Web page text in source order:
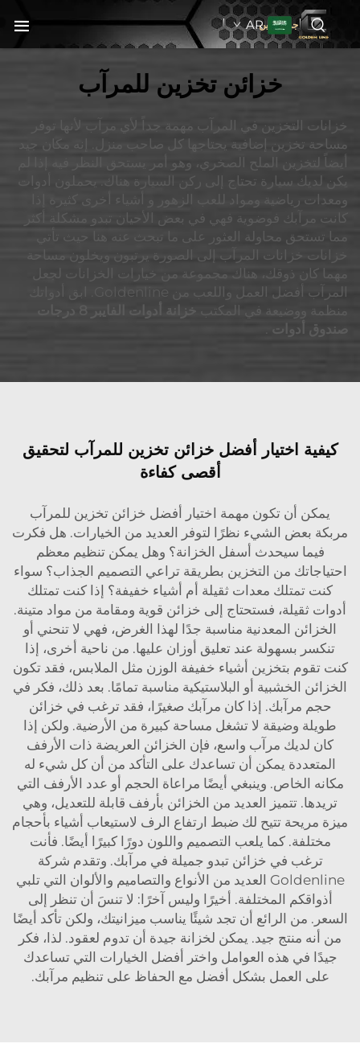
جولدنبلاينAR
خزائن تخزين للمرآب
خزانات التخزين في المرآب مهمة جداً لأي مرآب لأنها توفر
مساحة تخزين إضافية يحتاجها كل صاحب منزل. إنه مكان جيد
أيضاً لتخزين الملح الصخري، وهو أمر يستحق النظر فيه إذا لم
يكن لديك سيارة تحتاج إلى ركن السيارة هناك. يحملون أدوات
ومعدات رياضية ومواد للعب الزهور و أشياء أخرى كثيرة إذا
كانت مرآبك فوضوية فهي في بعض الأحيان تبدو مشكلة أكثر
مما تستحق محاولة العثور على ما تبحث عنه هنا حيث تأتي
خزانات خزانات المرآب إلى الصورة يرتبون ويخلون مساحة
مهما كان ذوقك، هناك مجموعة من خيارات الخزانات لجعل
منظمة ووضيعة في المكتب
خزانة أدوات الفايبر 8 درجات
صندوق أدوات
كيفية اختيار أفضل خزائن تخزين للمرآب لتحقيق
أقصى كفاءة
يمكن أن تكون مهمة اختيار أفضل خزائن تخزين للمرآب
مربكة بعض الشيء نظرًا لتوفر العديد من الخيارات. هل فكرت
فيما سيحدث أسفل الخزانة؟ وهل يمكن تنظيم معظم
احتياجاتك من التخزين بطريقة تراعي التصميم الجذاب؟ سواء
كنت تمتلك معدات ثقيلة أم أشياء خفيفة؟ إذا كنت تمتلك
أدوات ثقيلة، فستحتاج إلى خزائن قوية ومقامة من مواد متينة.
الخزائن المعدنية مناسبة جدًا لهذا الغرض، فهي لا تنحني أو
تنكسر بسهولة عند تعليق أوزان عليها. من ناحية أخرى، إذا
كنت تقوم بتخزين أشياء خفيفة الوزن مثل الملابس، فقد تكون
الخزائن الخشبية أو البلاستيكية مناسبة تمامًا. بعد ذلك، فكر في
حجم مرآبك. إذا كان مرآبك صغيرًا، فقد ترغب في خزائن
طويلة وضيقة لا تشغل مساحة كبيرة من الأرضية. ولكن إذا
كان لديك مرآب واسع، فإن الخزائن العريضة ذات الأرفف
المتعددة يمكن أن تساعدك على التأكد من أن كل شيء له
مكانه الخاص. وينبغي أيضًا مراعاة الحجم أو عدد الأرفف التي
تريدها. تتميز العديد من الخزائن بأرفف قابلة للتعديل، وهي
ميزة مريحة تتيح لك ضبط ارتفاع الرف لاستيعاب أشياء بأحجام
مختلفة. كما يلعب التصميم واللون دورًا كبيرًا أيضًا. فأنت
ترغب في خزائن تبدو جميلة في مرآبك. وتقدم شركة
Goldenline العديد من الأنواع والتصاميم والألوان التي تلبي
أذواقكم المختلفة. أخيرًا وليس آخرًا: لا تنسَ أن تنظر إلى
السعر. من الرائع أن تجد شيئًا يناسب ميزانيتك، ولكن تأكد أيضًا
من أنه منتج جيد. يمكن لخزانة جيدة أن تدوم لعقود. لذا، فكر
جيدًا في هذه العوامل واختر أفضل الخيارات التي تساعدك
على العمل بشكل أفضل مع الحفاظ على تنظيم مرآبك.